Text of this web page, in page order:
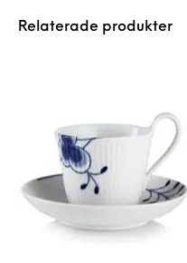
Relaterade produkter